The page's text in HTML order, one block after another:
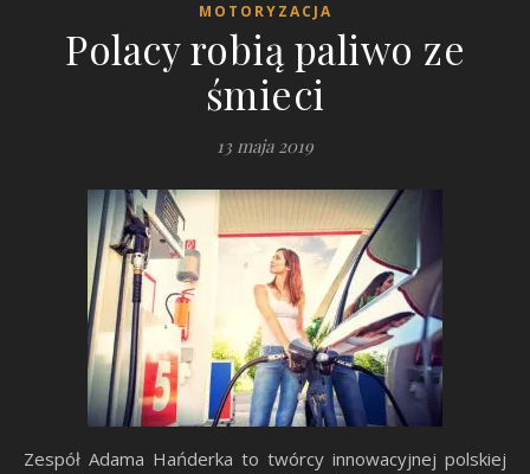
MOTORYZACJA
Polacy robią paliwo ze
śmieci
13 maja 2019
Zespół Adama Hańderka to twórcy innowacyjnej polskiej